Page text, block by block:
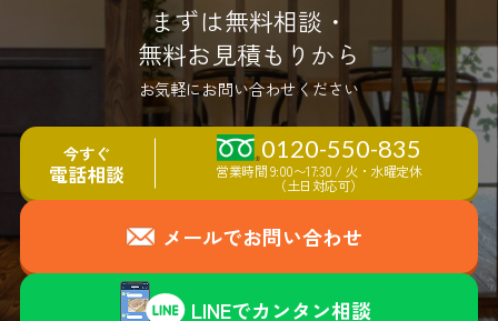
まずは無料相談・
無料お見積もりから
お気軽にお問い合わせください
今すぐ
電話相談
0120-550-835
営業時間 9:00〜17:30 / 火・水曜定休
（土日対応可）
メールでお問い合わせ
LINEでカンタ ン相談